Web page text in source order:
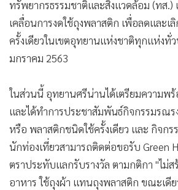
ทรัพยากรธรรมชาติและสิ่งแวดล้อม (ทส.)
เคลื่อนการงดใช้ถุงพลาสติก เพื่อลดและเ
ครั้งเดียวในเขตอุทยานแห่งชาติทุกแห่งทั่ว
มกราคม 2563
ในส่วนนี้ อุทยานศรีน่านได้เตรียมความพ
และได้ทำการประชาสัมพันธ์กิจกรรมรณร
หรือ พลาสติกชนิดใช้ครั้งเดียว และ กิจก
นักท่องเที่ยวสามารถติดต่อขอรับ Green
ตราประทับแลกรับรางวัล ตามกติกา "ไม่ส
อาหาร ใช้ถุงผ้า แทนถุงพลาสติก ขณะเดี